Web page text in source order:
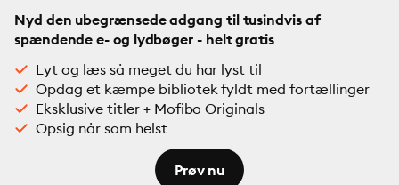
Nyd den ubegrænsede adgang til tusindvis af
spændende e- og lydbøger - helt gratis
Lyt og læs så meget du har lyst til
Opdag et kæmpe bibliotek fyldt med fortællinger
Eksklusive titler + Mofibo Originals
Opsig når som helst
Prøv nu